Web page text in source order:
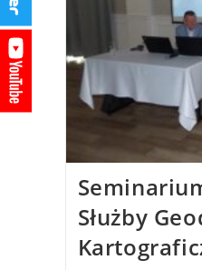
Służby